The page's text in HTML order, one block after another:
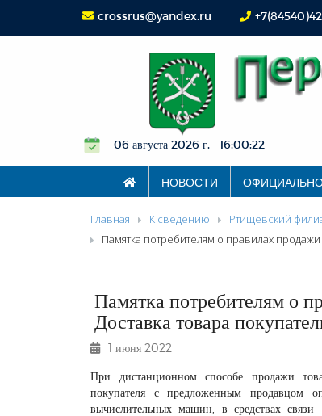
crossrus@yandex.ru
06 августа 2026 г. 16:00:23
НОВОСТИ
Главная К сведению
Ртищевский
Памятка потребителям о правилах
Памятка потребителям о
Доставка товара
1 июня 2022
При дистанционном способе продажи
покупателя с предложенным продавцом
вычислительных машин, в средствах связи